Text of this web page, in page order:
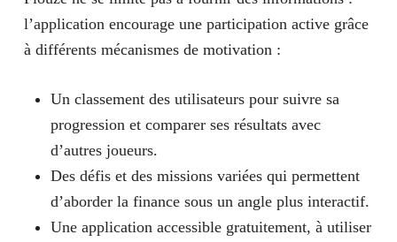
l’application encourage une participation active grâce
à différents mécanismes de motivation :
Un classement des utilisateurs pour suivre sa
progression et comparer ses résultats avec
d’autres joueurs.
Des défis et des missions variées qui permettent
d’aborder la finance sous un angle plus interactif.
Une application accessible gratuitement, à utiliser